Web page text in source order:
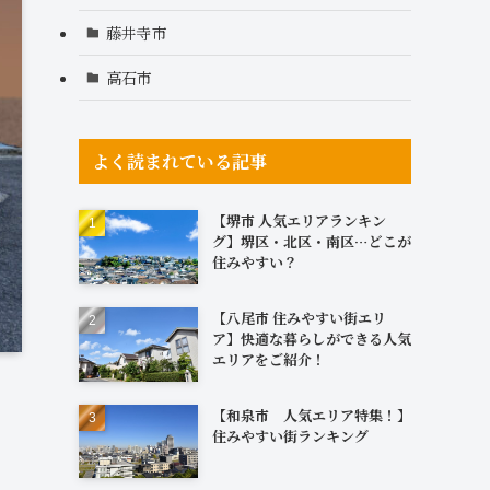
藤井寺市
高石市
よく読まれている記事
【堺市 人気エリアランキン
グ】堺区・北区・南区…どこが
住みやすい？
【八尾市 住みやすい街エリ
ア】快適な暮らしができる人気
エリアをご紹介！
【和泉市 人気エリア特集！】
住みやすい街ランキング